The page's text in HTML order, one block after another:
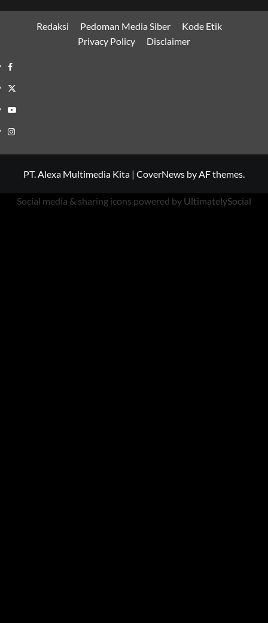
Redaksi Pedoman Media Siber
Kode Etik
Privacy Policy
Disclaimer
Facebook
Twitter
Youtube
Instagram
PT. Alexa Multimedia Kita | CoverNews by AF themes.
Social media & sharing icons powered by UltimatelySocial